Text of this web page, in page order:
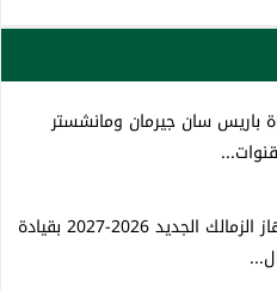
باريس سان جيرمان ومانشستر
تشكيل جهاز الزمالك الجديد 2026-2027 بقيادة